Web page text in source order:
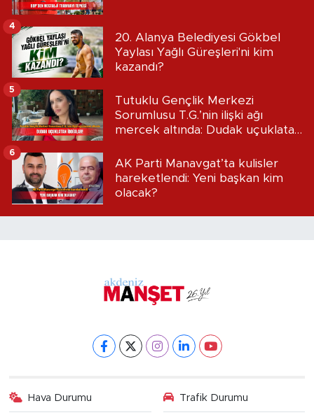
20. Alanya Belediyesi Gökbel
Yaylası Yağlı Güreşleri'ni kim
kazandı?
4
Tutuklu Gençlik Merkezi
Sorumlusu T.G.’nin ilişki ağı
mercek altında: Dudak uçuklatan
5
AK Parti Manavgat’ta kulisler
hareketlendi: Yeni başkan kim
olacak?
6
Hava Durumu Trafik Durumu